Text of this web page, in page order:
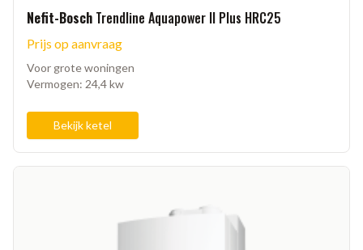
Nefit-Bosch Trendline Aquapower II Plus HRC25
Prijs op aanvraag
Voor grote woningen
Vermogen: 24,4 kw
Bekijk ketel